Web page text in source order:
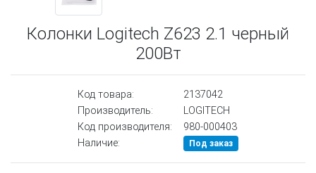
Колонки Logitech Z623 2.1 черный
200Вт
Код товара:
2137042
Производитель:
LOGITECH
Код производителя:
980-000403
Наличие:
Под заказ